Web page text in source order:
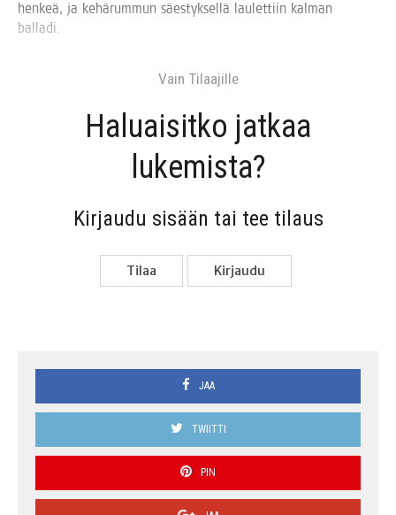
hen­keä, ja kehä­rum­mun säes­tyk­sel­lä lau­let­tiin kal­man
balladi.
Vain Tilaa­jil­le
Haluai­sit­ko jat­kaa
lukemista?
Kir­jau­du sisään tai tee tilaus
Tilaa Kir­jau­du
JAA
TWIITTI
PIN